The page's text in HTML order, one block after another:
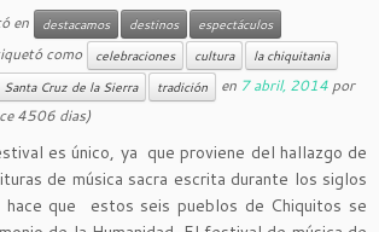
en destacamos destinos
espectáculos
como celebraciones cultura
la chiquitania
Santa Cruz de la Sierra tradición en 7 abril, 2014 por
4506 dias)
es único, ya que proviene del hallazgo de
de música sacra escrita durante los siglos
que estos seis pueblos de Chiquitos se